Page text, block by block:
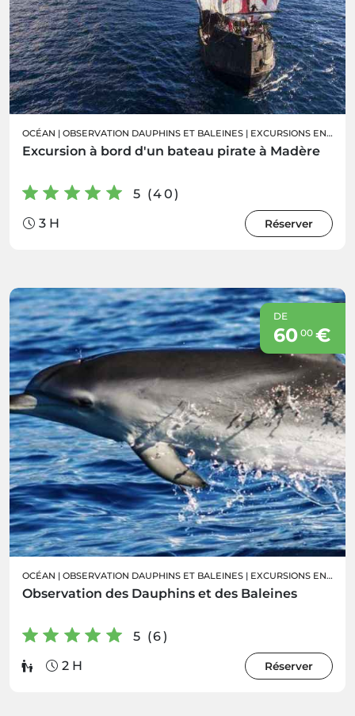
OCÉAN | OBSERVATION DAUPHINS ET BALEINES | EXCURSIONS EN BATEAU
Excursion à bord d'un bateau pirate à Madère
5 (40)
3 H
Réserver
DE
60 00€
OCÉAN | OBSERVATION DAUPHINS ET BALEINES | EXCURSIONS EN BATEAU
Observation des Dauphins et des Baleines
5 (6)
2 H
Réserver